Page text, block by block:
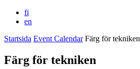
fi
en
Startsida Event Calendar Färg för tekniken
Färg för tekniken